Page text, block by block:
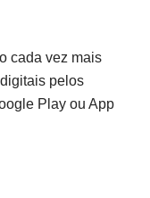
cada vez mais
pelos
Play ou App